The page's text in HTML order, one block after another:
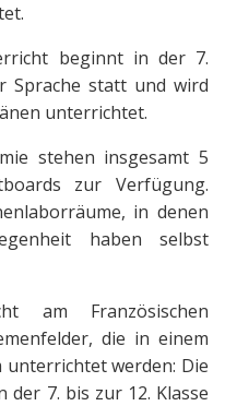
beginnt in der 7.
Sprache statt und wird
unterrichtet.
stehen insgesamt 5
zur Verfügung.
in denen
haben selbst
am Französischen
die in einem
werden: Die
7. bis zur 12. Klasse